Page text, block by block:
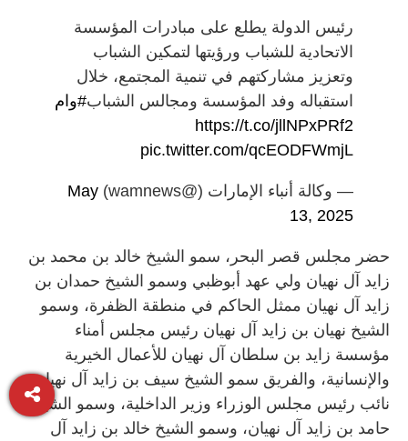
رئيس الدولة يطلع على مبادرات المؤسسة
الاتحادية للشباب ورؤيتها لتمكين الشباب
وتعزيز مشاركتهم في تنمية المجتمع، خلال
استقباله وفد المؤسسة ومجالس الشباب#وام
https://t.co/jllNPxPRf2
pic.twitter.com/qcEODFWmjL
— وكالة أنباء الإمارات (@wamnews)
May
13, 2025
حضر مجلس قصر البحر، سمو الشيخ خالد بن محمد بن
زايد آل نهيان ولي عهد أبوظبي وسمو الشيخ حمدان بن
زايد آل نهيان ممثل الحاكم في منطقة الظفرة، وسمو
الشيخ نهيان بن زايد آل نهيان رئيس مجلس أمناء
مؤسسة زايد بن سلطان آل نهيان للأعمال الخيرية
والإنسانية، والفريق سمو الشيخ سيف بن زايد آل نهيان
نائب رئيس مجلس الوزراء وزير الداخلية، وسمو الشيخ
حامد بن زايد آل نهيان، وسمو الشيخ خالد بن زايد آل